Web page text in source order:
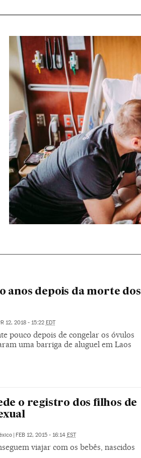
anos depois da morte dos
12, 2018 - 15:22 EDT
pouco depois de congelar os óvulos
uma barriga de aluguel em Laos
o registro dos filhos de
| FEB 12, 2015 - 16:14 EST
viajar com os bebês, nascidos